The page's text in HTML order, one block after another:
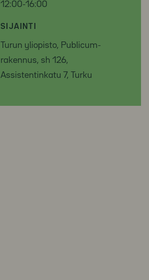
12:00-16:00
SIJAINTI
Turun yliopisto, Publicum-
rakennus, sh 126,
Assistentinkatu 7, Turku